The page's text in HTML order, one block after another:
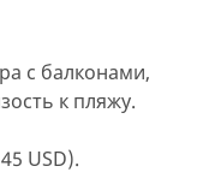
с балконами,
к пляжу.
USD).